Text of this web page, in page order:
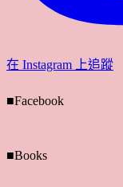
在 Instagram 上追蹤
■Facebook
■Books